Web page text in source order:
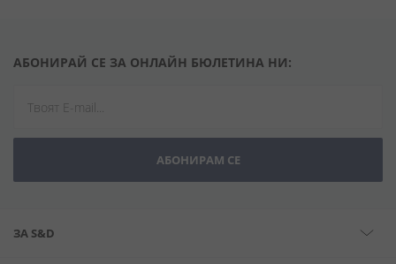
АБОНИРАЙ СЕ ЗА ОНЛАЙН БЮЛЕТИНА НИ:
АБОНИРАМ СЕ
ЗА S&D